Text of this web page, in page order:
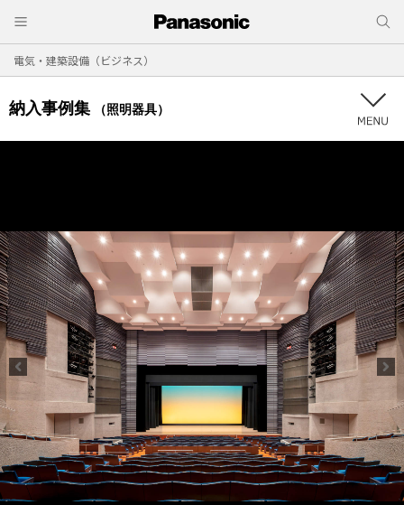
電気・建築設備（ビジネス）
納入事例集 （照明器具）